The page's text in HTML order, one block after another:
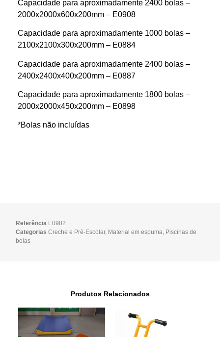
Capacidade para aproximadamente 2400 bolas –
2000x2000x600x200mm – E0908
Capacidade para aproximadamente 1000 bolas –
2100x2100x300x200mm – E0884
Capacidade para aproximadamente 2400 bolas –
2400x2400x400x200mm – E0887
Capacidade para aproximadamente 1800 bolas –
2000x2000x450x200mm – E0898
*Bolas não incluídas
Referência E0902
Categorias Creche e Pré-Escolar, Material em espuma, Piscinas de
bolas
Produtos Relacionados